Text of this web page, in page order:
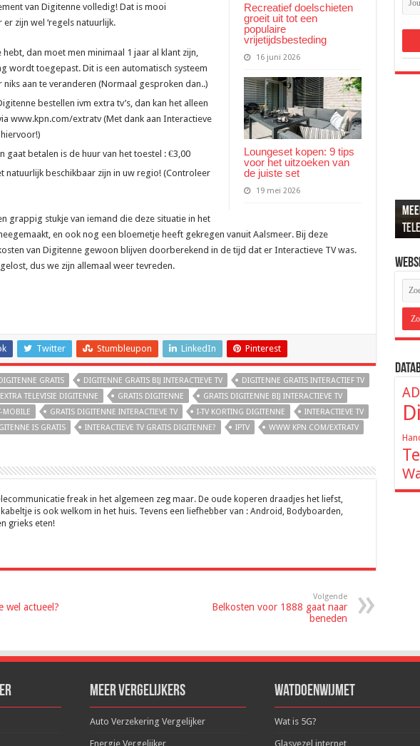
Recreatief doelschieten
groeit uit tot een
populaire
vrijetijdsbesteding
16 juni 2026
Loungeset kopen: 9 tips
voor het uitzoeken van
de juiste set
19 mei 2026
van Digitenne volledig! Dat is mooi
zijn wel ‘regels natuurlijk.
hebt, dan moet men minimaal 1 jaar al klant zijn,
wordt toegepast. Dit is een automatisch systeem
niks aan te veranderen (Normaal gesproken dan..)
bestellen ivm extra tv’s, dan kan het alleen
www.kpn.com/extratv (Met dank aan Interactieve
gaat betalen is de huur van het toestel : €3,00
natuurlijk beschikbaar zijn in uw regio! (Controleer
grappig stukje van iemand die deze situatie in het
en ook nog een bloemetje heeft gekregen vanuit Aalsmeer. Bij deze
van Digitenne gewoon blijven doorberekend in de tijd dat er Interactieve TV was.
dus we zijn allemaal weer tevreden.
Twitter Stumbleupon LinkedIn Pinterest
GRATIS DIGITENNE GRATIS BIJ INTERACTIEVE TV
DIGITENNE GRATIS INTERACTIEF TV
EXTRA TELEVISIE DIGITENNE GRATIS DIGITENNE
GRATIS DIGITENNE BIJ INTERACTIEVE TV
MOBILE
GRATIS DIGITENNE INTERACTIEVE TV I-TV KORTING DIGITENNE
INTERACTIEVE TV
IS GRATIS
INTERACTIEVE TV GRATIS DIGITENNE? IPTV WWW KPN COM/EXTRATV
freak in het algemeen zeg maar. De oude koperen draadjes het liefst,
is ook welkom in het huis. Tevens een liefhebber van : Android, Bodyboarden,
grieks eten!
wel actueel?
Volgende
Belkosten voor 1888 gaat naar
beneden
de
De
Meer Vergelijkers
Auto Verzekering Vergelijker
Energie Vergelijker
WatDoenWijMet
Wat is 5G?
Glasvezel internet